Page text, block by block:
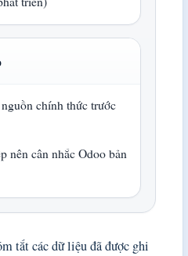
chính thức trước
nên cân nhắc Odoo bản
tắt các dữ liệu đã được ghi